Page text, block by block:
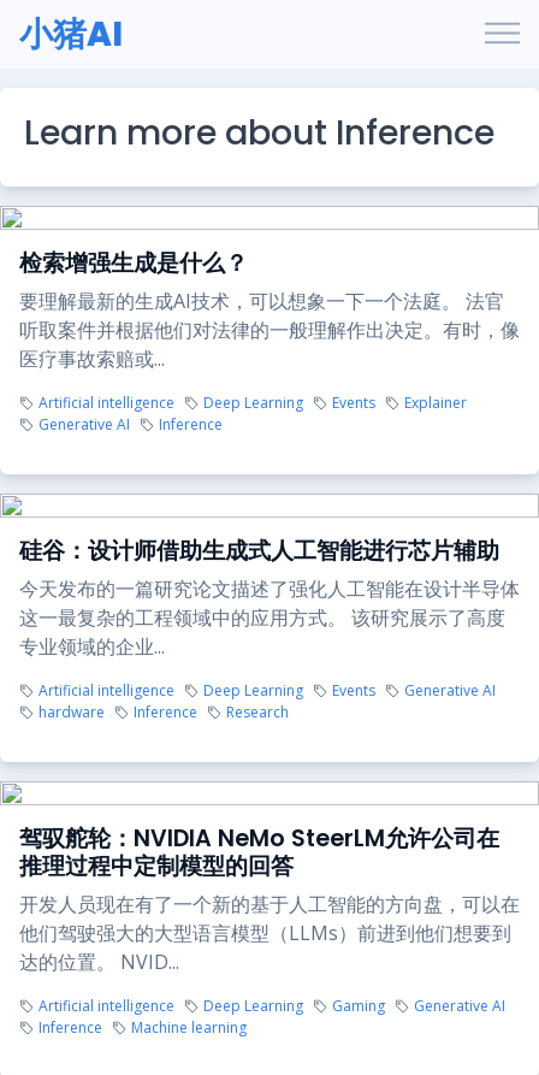
小猪AI
Learn more about Inference
检索增强生成是什么？
要理解最新的生成AI技术，可以想象一下一个法庭。 法官
听取案件并根据他们对法律的一般理解作出决定。有时，像
医疗事故索赔或...
Artificial intelligence Deep Learning Events
Explainer
Generative AI
Inference
硅谷：设计师借助生成式人工智能进行芯片辅助
今天发布的一篇研究论文描述了强化人工智能在设计半导体
这一最复杂的工程领域中的应用方式。 该研究展示了高度
专业领域的企业...
Artificial intelligence Deep Learning Events
Generative AI
hardware
Inference Research
驾驭舵轮：NVIDIA NeMo SteerLM允许公司在
推理过程中定制模型的回答
开发人员现在有了一个新的基于人工智能的方向盘，可以在
他们驾驶强大的大型语言模型（LLMs）前进到他们想要到
达的位置。 NVID...
Artificial intelligence Deep Learning Gaming
Generative AI
Inference
Machine learning